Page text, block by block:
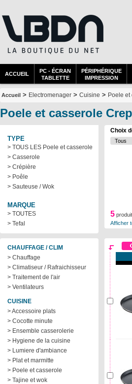
ACCUEIL
PC - ÉCRAN
TABLETTE
PÉRIPHÉRIQUE
IMPRESSION
Accueil > Electromenager > Cuisine > Poele et
Poele et casserole
TYPE
> TOUS LES Poele et casserole
> Casserole
> Crépière
> Poêle
> Sauteuse / Wok
MARQUE
> TOUTES
> Tefal
CHAUFFAGE / CLIM
> Chauffage
> Climatiseur / Rafraichisseur
> Traitement de l'air
> Ventilateurs
CUISINE
> Accessoire plats
> Cocotte minute
> Ensemble casserolerie
> Hygiene de la cuisine
> Lumiere d'ambiance
> Plat et marmitte
> Poele et casserole
> Tajine et wok
Choix
5
Afficher